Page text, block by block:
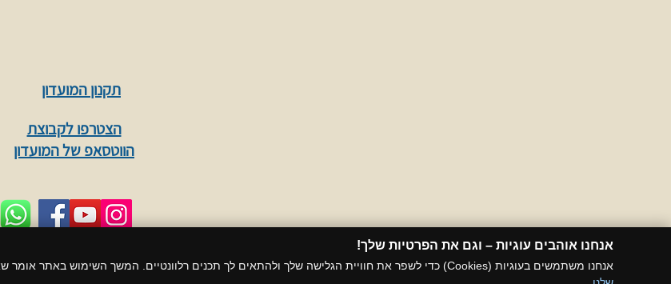
תקנון המועדון
הצטרפו לקבוצת
הווטסאפ של המועדון
אנחנו אוהבים עוגיות – וגם את הפרטיות שלך!​
אנחנו משתמשים בעוגיות (Cookies) כדי לשפר את חוויית הגלישה שלך ולהתאים לך תכנים רלוונטיים. המשך השימוש באתר אומר שאתה סבבה עם זה. רוצה לדעת עוד?